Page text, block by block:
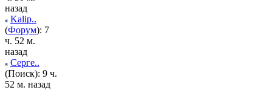
назад
Kalip..
(Форум): 7
ч. 52 м.
назад
Серге..
(Поиск): 9 ч.
52 м. назад